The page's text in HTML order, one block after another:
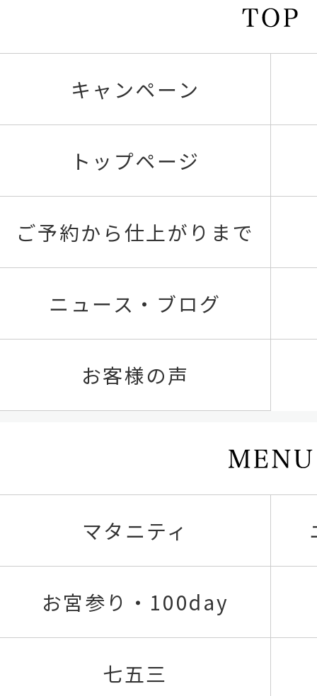
キャンペーン
トップページ
ご予約から仕上がりまで
ニュース・ブログ
お客様の声
マタニティ
お宮参り・100day
七五三